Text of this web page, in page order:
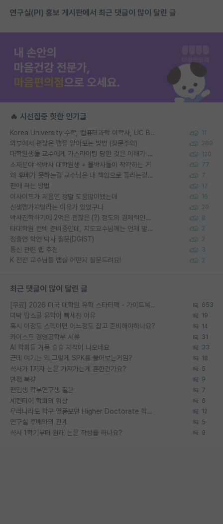
연구실(PI) 홍보 게시판에서 최근 댓글이 많이 달린 글
🔥 시선집중 핫한 인기글
Korea University 수학, 컴퓨터과학 이학사, UC Berkeley 산업공학 대학원 공학박사가 되는 것은 쉽지 않겠죠? 11
외부에서 괜찮은 랩을 알아보는 방법 (장문주의) 280
대학원생들 교수에게 가스라이팅 당한 것은 이해가 갑니다. 안타깝네요. 120
소재분야 석박사 대학원생 + 물박사들이 착각하는 거 77
왜 후배가 못하는걸 교수님은 내 책임으로 돌리는걸까요? 7
편애 하는 방법 17
이사이트가 처음엔 정말 도움많이됐는데 16
신생랩가지말라는 이유가 있었구나 20
박사진학하기에 2억은 괜찮은 (?) 정도의 경제력인가요 8
타대학원 컨텍 준비중인데, 지도교수님께는 언제 말씀드려야 할까요? 2
정출연 학연 박사 질문(DGIST) 2
통신 관련 랩 추천 3
K 전전 교수님들 랩실 어떤지 질문드려요! 2
최근 댓글이 많이 달린 글
[무료] 2026 미국 대학원 유학 스타터팩 - 가이드북 & 합격자 컨택메일 템플릿 653
미박 탑스쿨 유학이 빡세진 이유 19
혹시 이정도 스펙이면 어느정도 잡고 준비해야하나요? 14
카이스트 경영공학부 서류 31
AI 학회들 거품 슬슬 지적이 나오네요 33
근데 여기는 왜 그렇게 SPK를 물어보는거임? 18
석사가 1저자 논문 가져가는게 흔한건가요? 5
면접 복장 9
편입생 학부연구생 질문 7
세컨티어 학회의 위상 6
우리나라도 학구 열풍보면 Higher Doctorate 학위가 필요하다고 봅니다. 12
연구실 후배와의 관계 5
석사 1학기부터 원래 논문 작성을 하나요? 9